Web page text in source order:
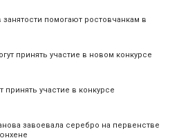
помогают ростовчанкам в
принять участие в новом конкурсе
участие в конкурсе
завоевала серебро на первенстве